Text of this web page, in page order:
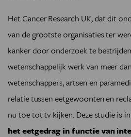
Het Cancer Research UK, dat dit
van de grootste organisaties ter
kanker door onderzoek te
wetenschappelijk werk van meer
wetenschappers, artsen en
relatie tussen eetgewoonten en
nu toe tot tv kijken. Deze studie is
het eetgedrag in functie van